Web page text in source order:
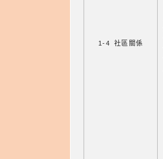
1-4 社區關係